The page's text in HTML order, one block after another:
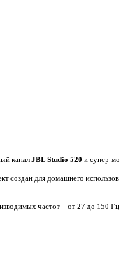
канал JBL Studio 520 и супер-
для домашнего
частот – от 27 до 150 Гц.